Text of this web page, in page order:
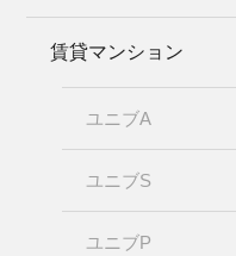
賃貸マンション
ユニブA
ユニブS
ユニブP